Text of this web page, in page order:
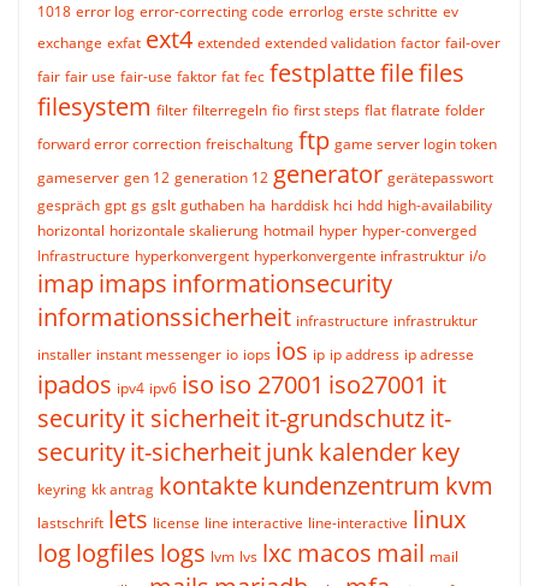
1018 error log error-correcting code errorlog erste schritte ev
exchange exfat ext4 extended extended validation factor fail-over
fair fair use fair-use faktor fat fec festplattefilefiles
filesystem filter filterregeln fio first steps flat flatrate folder
forward error correction freischaltung ftp game server login token
gameserver gen 12 generation 12 generator gerätepasswort
gespräch gpt gs gslt guthaben ha harddisk hci hdd high-availability
horizontal horizontale skalierung hotmail hyper hyper-converged
Infrastructure hyperkonvergent hyperkonvergente infrastruktur i/o
imapimaps informationsecurity
informationssicherheit infrastructure infrastruktur
installer instant messenger io iops ios ip ip address ip adresse
ipados ipv4 ipv6 iso iso 27001 iso27001 it
securityit sicherheitit-grundschutzit-
securityit-sicherheitjunk kalenderkey
keyring kk antrag kontaktekundenzentrum kvm
lastschrift lets license line interactive line-interactive linux
loglogfiles logs lvm lvs lxc macos mail mail